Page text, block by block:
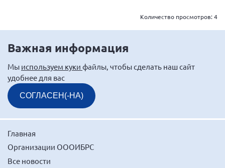
Новгородская область
Омская область
Оренбургская область
Пензенская область
Республика Башкортостан
Республика Бурятия
Республика Карелия
Количество просмотров:4
Важная информация
Мы используем куки файлы, чтобы сделать наш сайт
удобнее для вас
СОГЛАСЕН(-НА)
Главная
Организации ОООИБРС
Все новости